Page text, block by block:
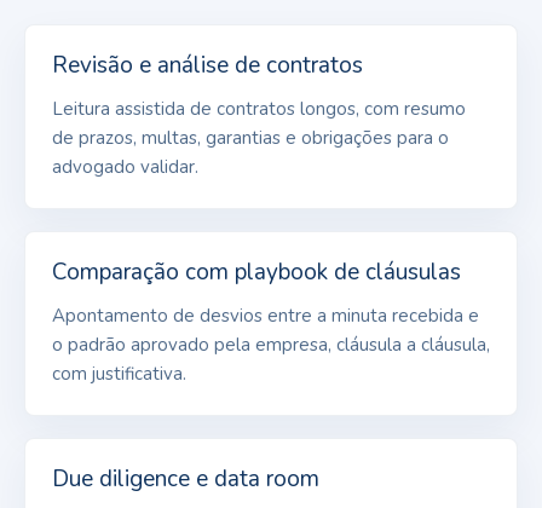
Revisão e análise de contratos
Leitura assistida de contratos longos, com resumo
de prazos, multas, garantias e obrigações para o
advogado validar.
Comparação com playbook de cláusulas
Apontamento de desvios entre a minuta recebida e
o padrão aprovado pela empresa, cláusula a cláusula,
com justificativa.
Due diligence e data room